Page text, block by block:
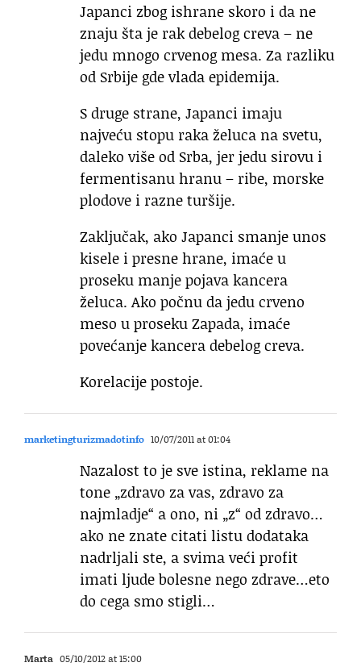
Japanci zbog ishrane skoro i da ne
znaju šta je rak debelog creva – ne
jedu mnogo crvenog mesa. Za razliku
od Srbije gde vlada epidemija.
S druge strane, Japanci imaju
najveću stopu raka želuca na svetu,
daleko više od Srba, jer jedu sirovu i
fermentisanu hranu – ribe, morske
plodove i razne turšije.
Zaključak, ako Japanci smanje unos
kisele i presne hrane, imaće u
proseku manje pojava kancera
želuca. Ako počnu da jedu crveno
meso u proseku Zapada, imaće
povećanje kancera debelog creva.
Korelacije postoje.
marketingturizmadotinfo 10/07/2011 at 01:04
Nazalost to je sve istina, reklame na
tone „zdravo za vas, zdravo za
najmladje“ a ono, ni „z“ od zdravo…
ako ne znate citati listu dodataka
nadrljali ste, a svima veći profit
imati ljude bolesne nego zdrave…eto
do cega smo stigli…
Marta 05/10/2012 at 15:00